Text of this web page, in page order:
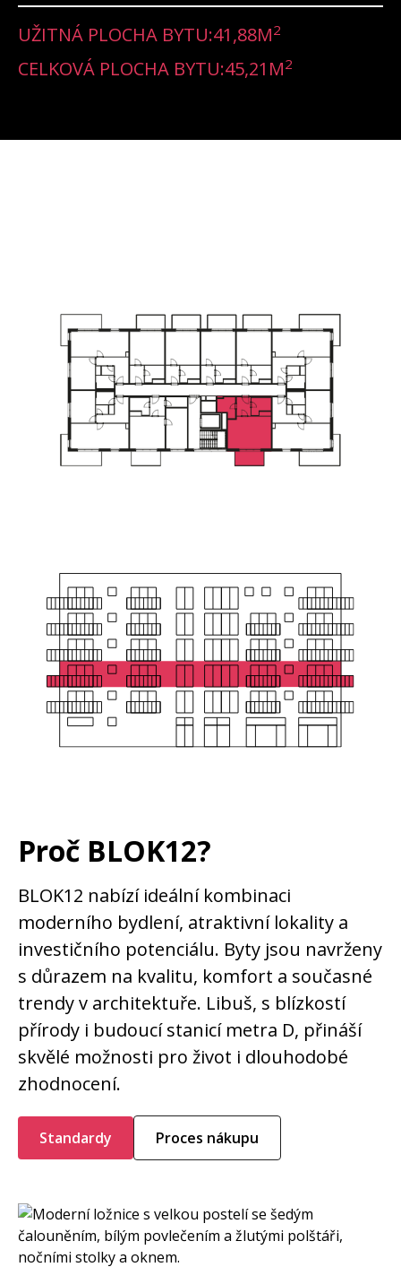
UŽITNÁ PLOCHA BYTU:41,88M2
CELKOVÁ PLOCHA BYTU:45,21 M2
Proč BLOK12?
BLOK12 nabízí ideální kombinaci
moderního bydlení, atraktivní lokality a
investičního potenciálu. Byty jsou navrženy
s důrazem na kvalitu, komfort a současné
trendy v architektuře. Libuš, s blízkostí
přírody i budoucí stanicí metra D, přináší
skvělé možnosti pro život i dlouhodobé
zhodnocení.
Standardy Proces nákupu